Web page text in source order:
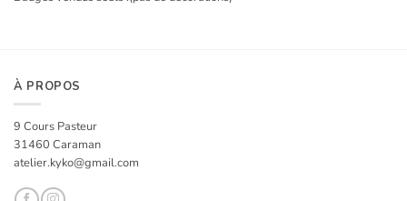
À PROPOS
9 Cours Pasteur
31460 Caraman
atelier.kyko@gmail.com